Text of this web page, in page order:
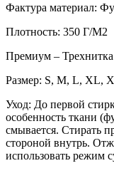
Фактура материал:
Плотность: 350 Г/М2
Премиум – Трехнитка
Размер: S, M, L, XL,
Уход: До первой
особенность ткани
смывается. Стирать
стороной внутрь.
использовать режим